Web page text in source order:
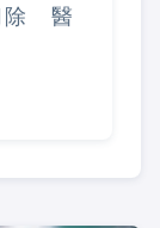
除 醫